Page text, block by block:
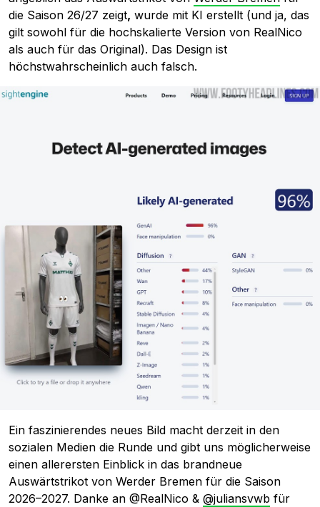
die Saison 26/27 zeigt, wurde mit KI erstellt (und ja, das
gilt sowohl für die hochskalierte Version von RealNico
als auch für das Original). Das Design ist
höchstwahrscheinlich auch falsch.
Ein faszinierendes neues Bild macht derzeit in den
sozialen Medien die Runde und gibt uns möglicherweise
einen allerersten Einblick in das brandneue
Auswärtstrikot von Werder Bremen für die Saison
2026–2027. Danke an @RealNico & @juliansvwb für